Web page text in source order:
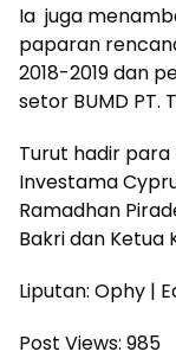
Ia juga
paparan
2018-2019 dan
setor BUMD PT.
Turut hadir para
Investama
Ramadhan
Bakri dan Ketua
Liputan: Ophy |
Post Views: 985